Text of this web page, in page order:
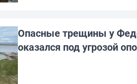
Опасные трещины у
оказался под угрозой